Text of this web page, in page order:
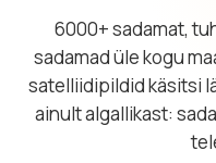
6000+ sadamat,
sadamad üle kogu
satelliidipildid käsitsi
ainult algallikast: